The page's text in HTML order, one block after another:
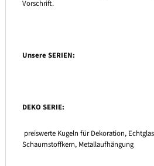
Vorschrift.
Unsere SERIEN:
DEKO SERIE:
preiswerte Kugeln für Dekoration,
Schaumstoffkern, Metallaufhängung